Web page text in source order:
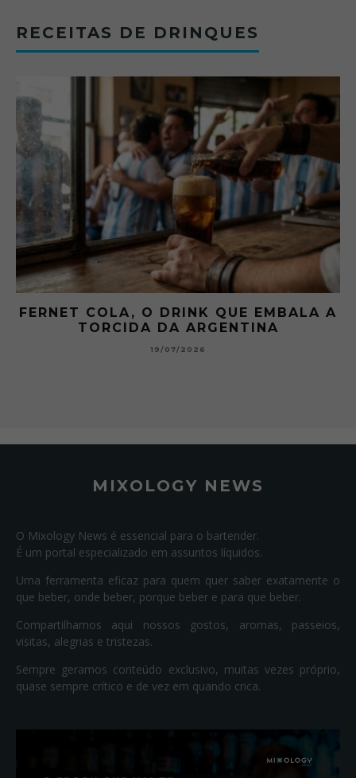
RECEITAS DE DRINQUES
FERNET COLA, O DRINK QUE EMBALA A
TORCIDA DA ARGENTINA
19/07/2026
MIXOLOGY NEWS
O Mixology News é essencial para o bartender.
É um portal especializado em assuntos líquidos.
Uma ferramenta eficaz para quem quer saber exatamente o
que beber, onde beber, porque beber e para que beber.
Compartilhamos aqui nossos gostos, aromas, passeios,
visitas, alegrias e tristezas.
Sempre geramos conteúdo exclusivo, muitas vezes próprio,
quase sempre crítico e de vez em quando crica.